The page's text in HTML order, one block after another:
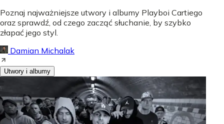
Poznaj najważniejsze utwory i albumy Playboi Cartiego
oraz sprawdź, od czego zacząć słuchanie, by szybko
złapać jego styl.
Damian Michalak
Utwory i albumy